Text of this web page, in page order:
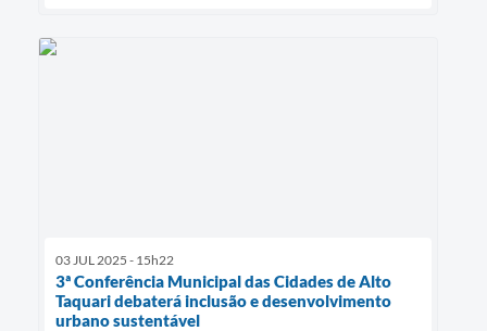
03 JUL 2025 - 15h22
3ª Conferência Municipal das Cidades de Alto
Taquari debaterá inclusão e desenvolvimento
urbano sustentável